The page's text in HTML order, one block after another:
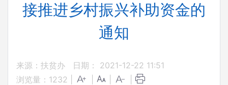
接推进乡村振兴补助资金的
通知
来源：扶贫办
日期： 2021-12-22 11:51
浏览量： 1232